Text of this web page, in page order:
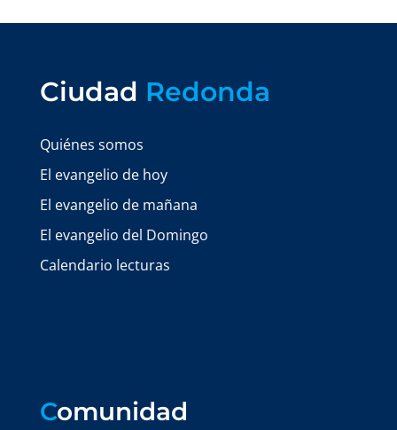
Ciudad Redonda
Quiénes somos
El evangelio de hoy
El evangelio de mañana
El evangelio del Domingo
Calendario lecturas
Comunidad